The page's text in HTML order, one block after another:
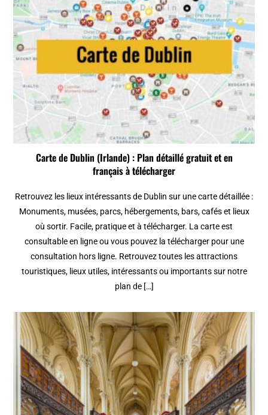
Carte de Dublin (Irlande) : Plan détaillé gratuit et en
français à télécharger
Retrouvez les lieux intéressants de Dublin sur une carte détaillée :
Monuments, musées, parcs, hébergements, bars, cafés et lieux
où sortir. Facile, pratique et à télécharger. La carte est
consultable en ligne ou vous pouvez la télécharger pour une
consultation hors ligne. Retrouvez toutes les attractions
touristiques, lieux utiles, intéressants ou importants sur notre
plan de […]